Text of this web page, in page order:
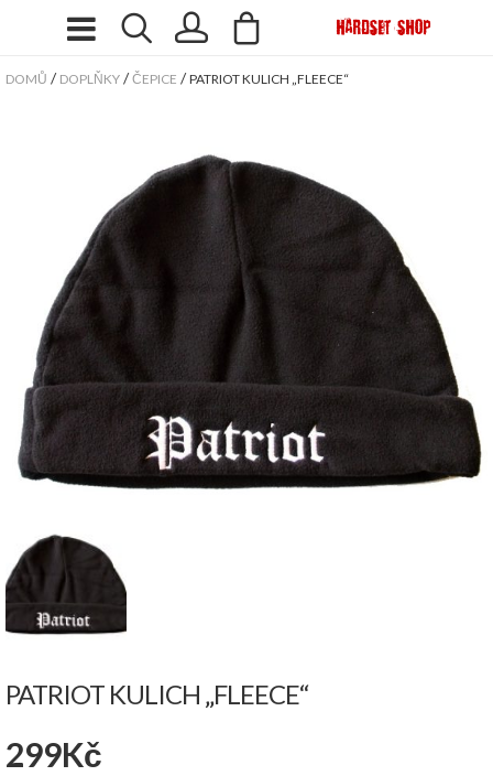
DOMŮ / DOPLŇKY /ČEPICE /PATRIOT KULICH „FLEECE“
PATRIOT KULICH „FLEECE“
299Kč